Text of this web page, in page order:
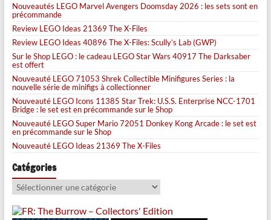
Nouveautés LEGO Marvel Avengers Doomsday 2026 : les sets sont en
précommande
Review LEGO Ideas 21369 The X-Files
Review LEGO Ideas 40896 The X-Files: Scully’s Lab (GWP)
Sur le Shop LEGO : le cadeau LEGO Star Wars 40917 The Darksaber
est offert
Nouveauté LEGO 71053 Shrek Collectible Minifigures Series : la
nouvelle série de minifigs à collectionner
Nouveauté LEGO Icons 11385 Star Trek: U.S.S. Enterprise NCC-1701
Bridge : le set est en précommande sur le Shop
Nouveauté LEGO Super Mario 72051 Donkey Kong Arcade : le set est
en précommande sur le Shop
Nouveauté LEGO Ideas 21369 The X-Files
Catégories
Catégories